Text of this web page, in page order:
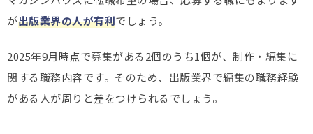
が出版業界の人が有利でしょう。
2025年9月時点で募集がある2個のうち1個が、制作・編集に
関する職務内容です。そのため、出版業界で編集の職務経験
がある人が周りと差をつけられるでしょう。